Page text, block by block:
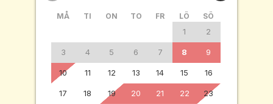
MÅ TI ON TO FR LÖ SÖ
1 2
3 4 5 6 7 8 9
10 11 12 13 14 15 16
17 18 19 20 21 22 23